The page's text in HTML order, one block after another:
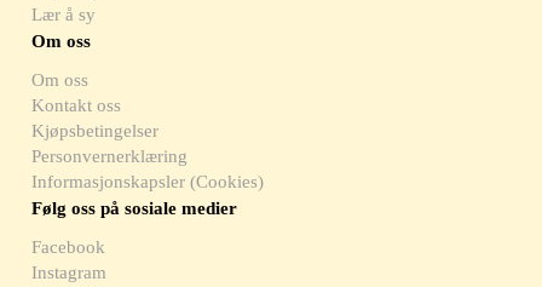
Lær å sy
Om oss
Om oss
Kontakt oss
Kjøpsbetingelser
Personvernerklæring
Informasjonskapsler (Cookies)
Følg oss på sosiale medier
Facebook
Instagram